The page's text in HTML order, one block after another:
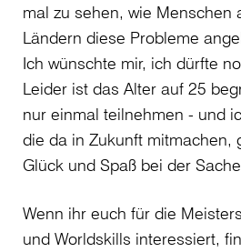
mal zu sehen, wie Menschen
Ländern diese Probleme
Ich wünschte mir, ich dürfte
Leider ist das Alter auf 25
nur einmal teilnehmen - und
die da in Zukunft mitmachen,
Glück und Spaß bei der
Wenn ihr euch für die
und Worldskills interessiert,